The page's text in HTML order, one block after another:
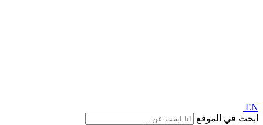
EN
ابحث في الموقع